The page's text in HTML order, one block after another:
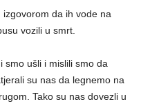
da ih vode na
vozili u smrt.
smo ušli i mislili smo da
su nas da legnemo na
Tako su nas dovezli u